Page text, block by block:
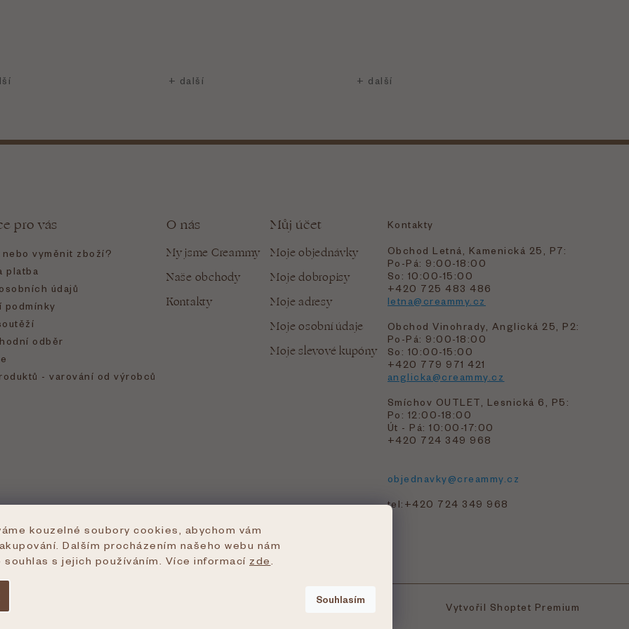
kouzelné soubory cookies, abychom vám
Dalším procházením našeho webu nám
souhlas s jejich používáním. Více informací zde
Souhlasím
pro vás
vyměnit zboží?
platba
údajů
podmínky
odběr
- varování od výrobců
O nás
My jsme Creammy
Naše obchody
Kontakty
Můj účet
Moje objednávky
Moje dobropisy
Moje adresy
Moje osobní údaje
Moje slevové kupóny
Kontakty
Obchod Letná, Kamenická 25, P7:
Po-Pá: 9:00-18:00
So: 10:00-15:00
+420 725 483 486
letna@creammy.cz
Obchod Vinohrady, Anglická 25, P2:
Po-Pá: 9:00-18:00
So: 10:00-15:00
+420 779 971 421
anglicka@creammy.cz
Smíchov OUTLET, Lesnická 6, P5:
Po: 12:00-18:00
Út - Pá: 10:00-17:00
+420 724 349 968
objednavky@creammy.cz
tel:+420 724 349 968
Vytvořil Shoptet Premium